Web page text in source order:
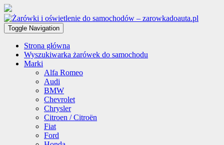
Toggle Navigation
Strona główna
Wyszukiwarka żarówek do samochodu
Marki
Alfa Romeo
Audi
BMW
Chevrolet
Chrysler
Citroen / Citroën
Fiat
Ford